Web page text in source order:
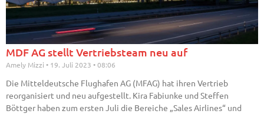
MDF AG stellt Vertriebsteam neu auf
Amely Mizzi 19. Juli 2023 08:06
Die Mitteldeutsche Flughafen AG (MFAG) hat ihren Vertrieb
reorganisiert und neu aufgestellt. Kira Fabiunke und Steffen
Böttger haben zum ersten Juli die Bereiche „Sales Airlines“ und